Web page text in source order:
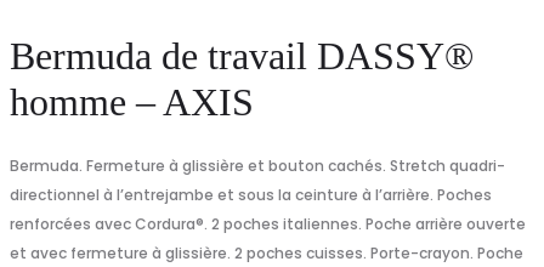
Bermuda de travail DASSY®
homme – AXIS
Bermuda. Fermeture à glissière et bouton cachés. Stretch quadri-
directionnel à l’entrejambe et sous la ceinture à l’arrière. Poches
renforcées avec Cordura®. 2 poches italiennes. Poche arrière ouverte
et avec fermeture à glissière. 2 poches cuisses. Porte-crayon. Poche